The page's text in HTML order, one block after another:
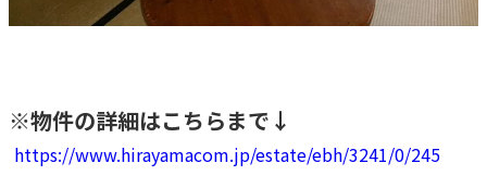
※物件の詳細はこちらまで↓
https://www.hirayamacom.jp/estate/ebh/3241/0/245